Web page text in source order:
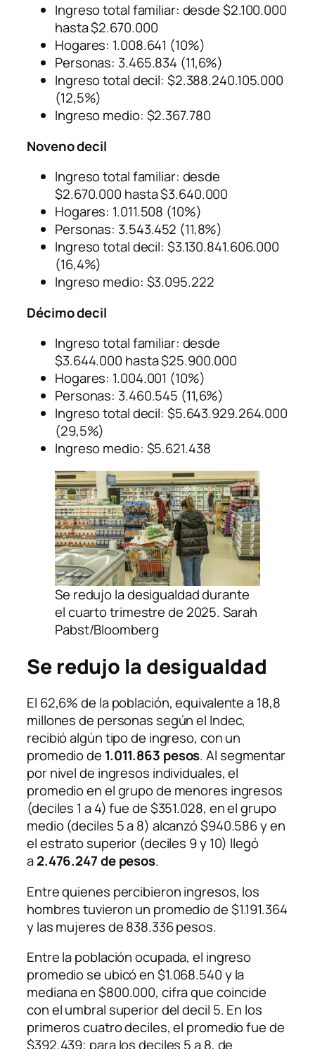
Ingreso total familiar: desde $2.100.000
hasta $2.670.000
Hogares: 1.008.641 (10%)
Personas: 3.465.834 (11,6%)
Ingreso total decil: $2.388.240.105.000
(12,5%)
Ingreso medio: $2.367.780
Noveno decil
Ingreso total familiar: desde
$2.670.000 hasta $3.640.000
Hogares: 1.011.508 (10%)
Personas: 3.543.452 (11,8%)
Ingreso total decil: $3.130.841.606.000
(16,4%)
Ingreso medio: $3.095.222
Décimo decil
Ingreso total familiar: desde
$3.644.000 hasta $25.900.000
Hogares: 1.004.001 (10%)
Personas: 3.460.545 (11,6%)
Ingreso total decil: $5.643.929.264.000
(29,5%)
Ingreso medio: $5.621.438
Se redujo la desigualdad durante
el cuarto trimestre de 2025. Sarah
Pabst/Bloomberg
Se redujo la desigualdad
El 62,6% de la población, equivalente a 18,8
millones de personas según el Indec,
recibió algún tipo de ingreso, con un
promedio de 1.011.863 pesos. Al segmentar
por nivel de ingresos individuales, el
promedio en el grupo de menores ingresos
(deciles 1 a 4) fue de $351.028, en el grupo
medio (deciles 5 a 8) alcanzó $940.586 y en
el estrato superior (deciles 9 y 10) llegó
a2.476.247 de pesos.
Entre quienes percibieron ingresos, los
hombres tuvieron un promedio de $1.191.364
y las mujeres de 838.336 pesos.
Entre la población ocupada, el ingreso
promedio se ubicó en $1.068.540 y la
mediana en $800.000, cifra que coincide
con el umbral superior del decil 5. En los
primeros cuatro deciles, el promedio fue de
$392.439; para los deciles 5 a 8, de